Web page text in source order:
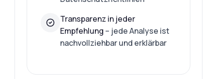
Transparenz in jeder
Empfehlung – jede Analyse ist
nachvollziehbar und erklärbar